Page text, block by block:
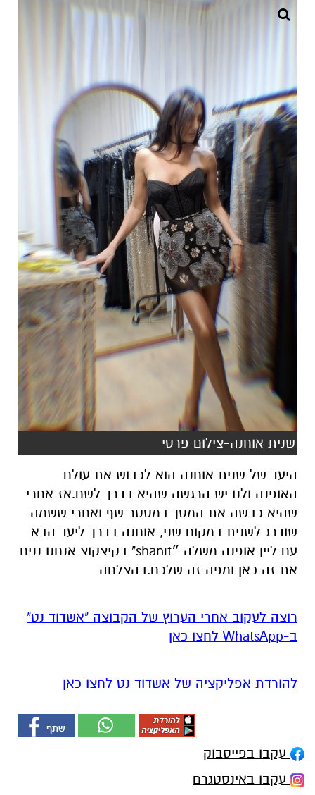
שנית אוחנה-צילום פרטי
היעד של שנית אוחנה הוא לכבוש את עולם
האופנה ולנו יש הרגשה שהיא בדרך לשם.אז אחרי
שהיא כבשה את המסך במסטר שף ואחרי ששמה
שודרג לשנית במקום שני, אוחנה בדרך ליעד הבא
עם ליין אופנה משלה ״shanit" בקיצקוצ אנחנו נניח
את זה כאן ומפה זה שלכם.בהצלחה
רוצה לעקוב אחרי הערוץ של הקבוצה "אשדוד נט"
ב-WhatsApp לחצו כאן
להורדת אפליקציה של אשדוד נט לחצו כאן
עקבו בפייסבוק
עקבו באינסטגרם